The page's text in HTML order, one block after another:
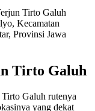
Tirto Galuh
Kecamatan
Provinsi Jawa
Tirto Galuh
Galuh rutenya
yang dekat